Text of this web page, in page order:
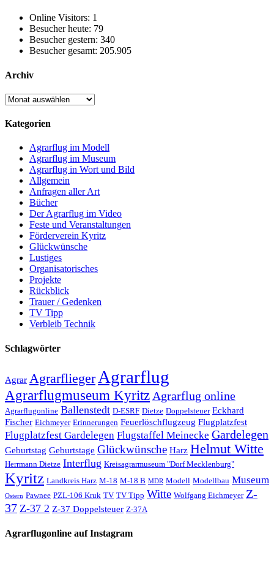
Online Visitors: 1
Besucher heute: 79
Besucher gestern: 340
Besucher gesamt: 205.905
Archiv
Archiv
Kategorien
Agrarflug im Modell
Agrarflug im Museum
Agrarflug in Wort und Bild
Allgemein
Anfragen aller Art
Bücher
Der Agrarflug im Video
Feste und Veranstaltungen
Förderverein Kyritz
Glückwünsche
Lustiges
Organisatorisches
Projekte
Rückblick
Trauer / Gedenken
TV Tipp
Verbleib Technik
Schlagwörter
Agrar Agrarflieger Agrarflug
Agrarflugmuseum Kyritz Agrarflug online
Agrarflugonline Ballenstedt D-ESRF Dietze Doppelsteuer Eckhard
Fischer Eichmeyer Erinnerungen Feuerlöschflugzeug Flugplatzfest
Flugplatzfest Gardelegen Flugstaffel Meinecke Gardelegen
Geburtstag Geburtstage Glückwünsche Harz Helmut Witte
Herrmann Dietze Interflug Kreisagrarmuseum "Dorf Mecklenburg"
Kyritz Landkreis Harz M-18 M-18 B MDR Modell Modellbau Museum
Ostern Pawnee PZL-106 Kruk TV TV Tipp Witte Wolfgang Eichmeyer Z-
37 Z-37 2 Z-37 Doppelsteuer Z-37A
Agrarflugonline auf Instagram